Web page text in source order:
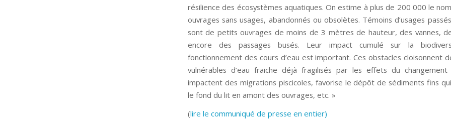
résilience des écosystèmes aquatiques. On estime à plus de 200 000 le
ouvrages sans usages, abandonnés ou obsolètes. Témoins d’usages
sont de petits ouvrages de moins de 3 mètres de hauteur, des vannes,
encore des passages busés. Leur impact cumulé sur la
fonctionnement des cours d’eau est important. Ces obstacles cloisonnent
vulnérables d’eau fraiche déjà fragilisés par les effets du changement
impactent des migrations piscicoles, favorise le dépôt de sédiments fins
le fond du lit en amont des ouvrages, etc. »
(lire le communiqué de presse en entier)